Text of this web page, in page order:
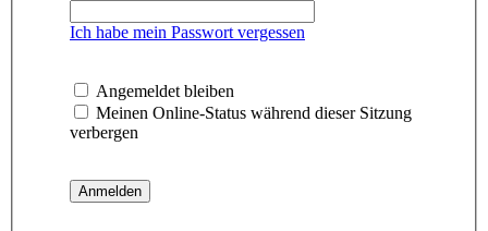
Ich habe mein Passwort vergessen
Angemeldet bleiben
Meinen Online-Status während dieser Sitzung
verbergen